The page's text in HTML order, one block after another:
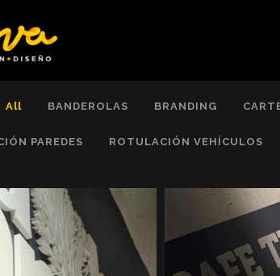
All BANDEROLAS BRANDING
PAREDES ROTULACIÓN VEHÍCULOS